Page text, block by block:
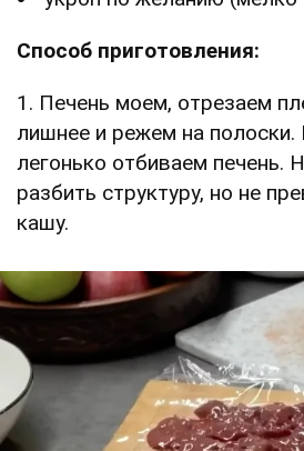
Способ приготовления:
1. Печень моем, отрезаем
лишнее и режем на полоски.
легонько отбиваем печень.
разбить структуру, но не
кашу.